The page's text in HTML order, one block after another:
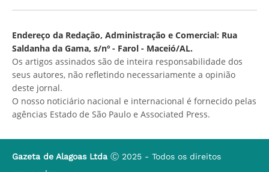
Endereço da Redação, Administração e Comercial: Rua
Saldanha da Gama, s/nº - Farol - Maceió/AL.
Os artigos assinados são de inteira responsabilidade dos
seus autores, não refletindo necessariamente a opinião
deste jornal.
O nosso noticiário nacional e internacional é fornecido pelas
agências Estado de São Paulo e Associated Press.
Gazeta de Alagoas Ltda Ⓒ 2025 - Todos os direitos